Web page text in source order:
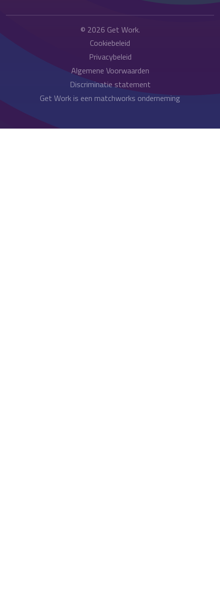
© 2026 Get Work.
Cookiebeleid
Privacybeleid
Algemene Voorwaarden
Discriminatie statement
Get Work is een matchworks onderneming